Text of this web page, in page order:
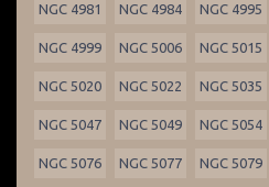
NGC 4981 NGC 4984 NGC 4995
NGC 4999 NGC 5006 NGC 5015
NGC 5020 NGC 5022 NGC 5035
NGC 5047 NGC 5049 NGC 5054
NGC 5076 NGC 5077 NGC 5079